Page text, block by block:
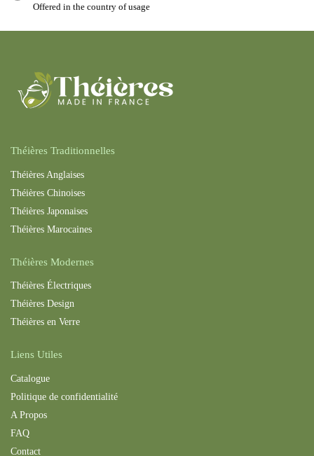
Offered in the country of usage
Théières Traditionnelles
Théières Anglaises
Théières Chinoises
Théières Japonaises
Théières Marocaines
Théières Modernes
Théières Électriques
Théières Design
Théières en Verre
Liens Utiles
Catalogue
Politique de confidentialité
A Propos
FAQ
Contact